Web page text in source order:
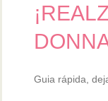
Guia rápida,